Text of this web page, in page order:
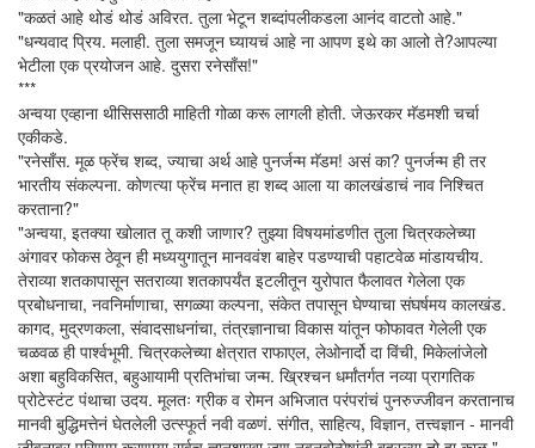
"कळतं आहे थोडं थोडं अविरत. तुला भेटून शब्दांपलीकडला आनंद वाटतो आहे."
"धन्यवाद प्रिय. मलाही. तुला समजून घ्यायचं आहे ना आपण इथे का आलो ते?आपल्या
भेटीला एक प्रयोजन आहे. दुसरा रनेसाँस!"
***
अन्वया एव्हाना थीसिससाठी माहिती गोळा करू लागली होती. जेऊरकर मॅडमशी चर्चा
एकीकडे.
"रनेसाँस. मूळ फ्रेंच शब्द, ज्याचा अर्थ आहे पुनर्जन्म मॅडम! असं का? पुनर्जन्म ही तर
भारतीय संकल्पना. कोणत्या फ्रेंच मनात हा शब्द आला या कालखंडाचं नाव निश्चित
करताना?"
"अन्वया, इतक्या खोलात तू कशी जाणार? तुझ्या विषयमांडणीत तुला चित्रकलेच्या
अंगावर फोकस ठेवून ही मध्ययुगातून मानववंश बाहेर पडण्याची पहाटवेळ मांडायचीय.
तेराव्या शतकापासून सतराव्या शतकापर्यंत इटलीतून युरोपात फैलावत गेलेला एक
प्रबोधनाचा, नवनिर्माणाचा, सगळ्या कल्पना, संकेत तपासून घेण्याचा संघर्षमय कालखंड.
कागद, मुद्रणकला, संवादसाधनांचा, तंत्रज्ञानाचा विकास यांतून फोफावत गेलेली एक
चळवळ ही पार्श्वभूमी. चित्रकलेच्या क्षेत्रात राफाएल, लेओनार्दो दा विंची, मिकेलांजेलो
अशा बहुविकसित, बहुआयामी प्रतिभांचा जन्म. ख्रिश्चन धर्मांतर्गत नव्या प्रागतिक
प्रोटेस्टंट पंथाचा उदय. मूलतः ग्रीक व रोमन अभिजात परंपरांचं पुनरुज्जीवन करतानाच
मानवी बुद्धिमत्तेनं घेतलेली उत्स्फूर्त नवी वळणं. संगीत, साहित्य, विज्ञान, तत्त्वज्ञान - मानवी